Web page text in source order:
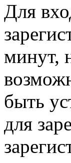
Для
минут,
быть
для